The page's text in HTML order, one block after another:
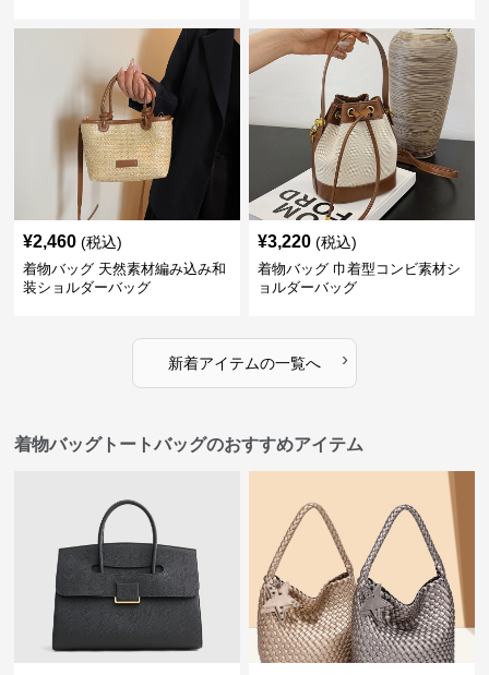
¥2,460 (税込)
着物バッグ 天然素材編み込み和
装ショルダーバッグ
¥3,220 (税込)
着物バッグ 巾着型コンビ素材シ
ョルダーバッグ
新着アイテムの一覧へ ›
着物バッグトートバッグのおすすめアイテム